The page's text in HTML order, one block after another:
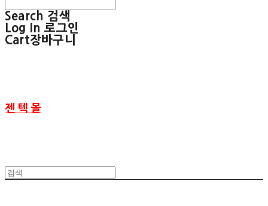
Search 검색
Log In 로그인
Cart장바구니
젠 텍 몰